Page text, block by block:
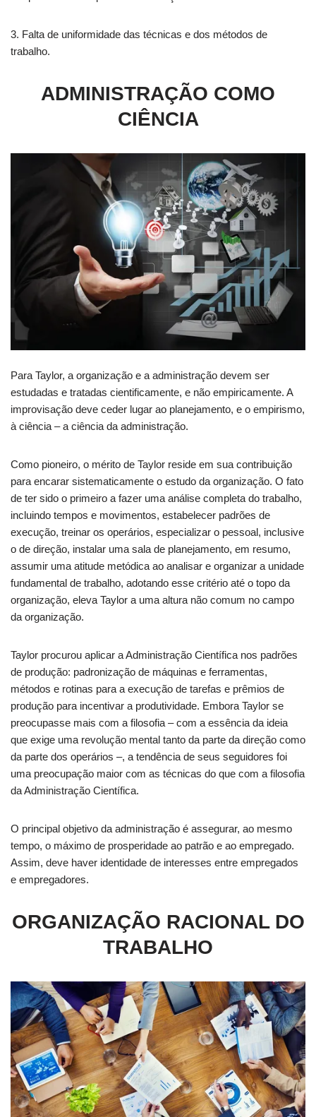
3. Falta de uniformidade das técnicas e dos métodos de
trabalho.
ADMINISTRAÇÃO COMO
CIÊNCIA
Para Taylor, a organização e a administração devem ser
estudadas e tratadas cientificamente, e não empiricamente. A
improvisação deve ceder lugar ao planejamento, e o empirismo,
à ciência – a ciência da administração.
Como pioneiro, o mérito de Taylor reside em sua contribuição
para encarar sistematicamente o estudo da organização. O fato
de ter sido o primeiro a fazer uma análise completa do trabalho,
incluindo tempos e movimentos, estabelecer padrões de
execução, treinar os operários, especializar o pessoal, inclusive
o de direção, instalar uma sala de planejamento, em resumo,
assumir uma atitude metódica ao analisar e organizar a unidade
fundamental de trabalho, adotando esse critério até o topo da
organização, eleva Taylor a uma altura não comum no campo
da organização.
Taylor procurou aplicar a Administração Científica nos padrões
de produção: padronização de máquinas e ferramentas,
métodos e rotinas para a execução de tarefas e prêmios de
produção para incentivar a produtividade. Embora Taylor se
preo​cupasse mais com a filosofia – com a essência da ideia
que exige uma revolução mental tanto da parte da direção como
da parte dos operários –, a tendência de seus seguidores foi
uma preocupação maior com as técnicas do que com a filosofia
da Administração Científica.
O principal objetivo da administração é assegurar, ao mesmo
tempo, o máximo de prosperidade ao patrão e ao empregado.
Assim, deve haver identidade de interesses entre empregados
e empregadores.
ORGANIZAÇÃO RACIONAL DO
TRABALHO